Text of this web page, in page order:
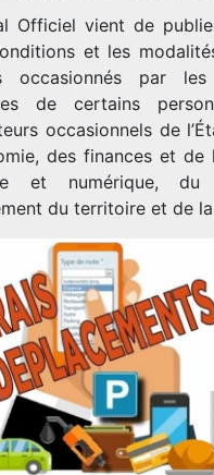
Officiel vient de
et les
occasionnés par les
de certains
occasionnels de
des finances et de
et numérique,
du territoire et de la